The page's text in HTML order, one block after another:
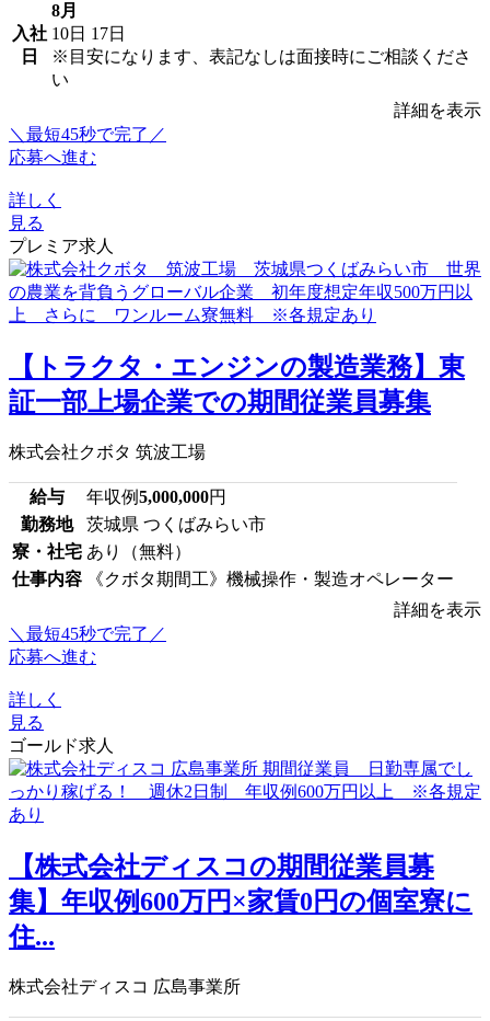
入社
日
8月
10日 17日
※目安になります、表記なしは面接時にご相談くださ
い
詳細を表示
＼最短45秒で完了／
応募へ進む
詳しく
見る
プレミア求人
【トラクタ・エンジンの製造業務】東
証一部上場企業での期間従業員募集
株式会社クボタ 筑波工場
給与 年収例5,000,000円
勤務地
茨城県 つくばみらい市
寮・社宅 あり（無料）
仕事内容
《クボタ期間工》機械操作・製造オペレーター
詳細を表示
＼最短45秒で完了／
応募へ進む
詳しく
見る
ゴールド求人
【株式会社ディスコの期間従業員募
集】年収例600万円×家賃0円の個室寮に
住...
株式会社ディスコ 広島事業所